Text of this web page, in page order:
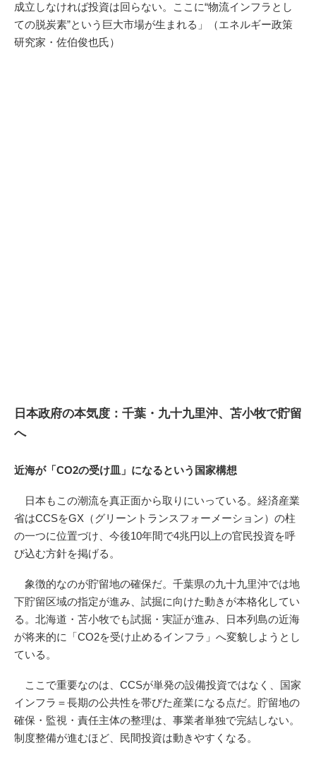
成立しなければ投資は回らない。ここに“物流インフラとし
ての脱炭素”という巨大市場が生まれる」（エネルギー政策
研究家・佐伯俊也氏）
日本政府の本気度：千葉・九十九里沖、苫小牧で貯留
へ
近海が「CO2の受け皿」になるという国家構想
日本もこの潮流を真正面から取りにいっている。経済産業
省はCCSをGX（グリーントランスフォーメーション）の柱
の一つに位置づけ、今後10年間で4兆円以上の官民投資を呼
び込む方針を掲げる。
象徴的なのが貯留地の確保だ。千葉県の九十九里沖では地
下貯留区域の指定が進み、試掘に向けた動きが本格化してい
る。北海道・苫小牧でも試掘・実証が進み、日本列島の近海
が将来的に「CO2を受け止めるインフラ」へ変貌しようとし
ている。
ここで重要なのは、CCSが単発の設備投資ではなく、国家
インフラ＝長期の公共性を帯びた産業になる点だ。貯留地の
確保・監視・責任主体の整理は、事業者単独で完結しない。
制度整備が進むほど、民間投資は動きやすくなる。